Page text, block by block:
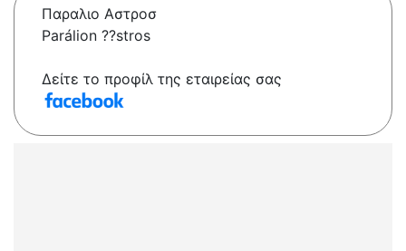
Παραλιο Αστροσ
Parálion ??stros
Δείτε το προφίλ της εταιρείας σας